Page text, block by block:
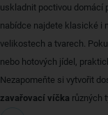
uskladnit poctivou domácí
nabídce najdete klasické i
velikostech a tvarech.
nebo hotových jídel,
Nezapomeňte si vytvořit
zavařovací víčka různých